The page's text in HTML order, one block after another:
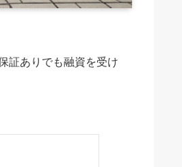
証ありでも融資を受け